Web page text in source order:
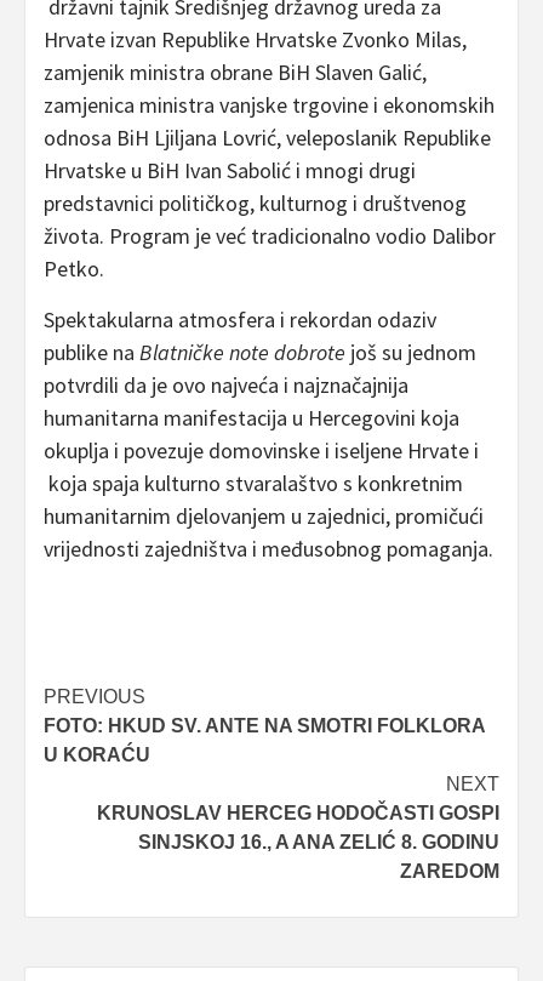
državni tajnik Središnjeg državnog ureda za
Hrvate izvan Republike Hrvatske Zvonko Milas,
zamjenik ministra obrane BiH Slaven Galić,
zamjenica ministra vanjske trgovine i ekonomskih
odnosa BiH Ljiljana Lovrić, veleposlanik Republike
Hrvatske u BiH Ivan Sabolić i mnogi drugi
predstavnici političkog, kulturnog i društvenog
života. Program je već tradicionalno vodio Dalibor
Petko.
Spektakularna atmosfera i rekordan odaziv
publike na Blatničke note dobrote još su jednom
potvrdili da je ovo najveća i najznačajnija
humanitarna manifestacija u Hercegovini koja
okuplja i povezuje domovinske i iseljene Hrvate i
koja spaja kulturno stvaralaštvo s konkretnim
humanitarnim djelovanjem u zajednici, promičući
vrijednosti zajedništva i međusobnog pomaganja.
Post
navigation
PREVIOUS
FOTO: HKUD SV. ANTE NA SMOTRI FOLKLORA
U KORAĆU
NEXT
KRUNOSLAV HERCEG HODOČASTI GOSPI
SINJSKOJ 16., A ANA ZELIĆ 8. GODINU
ZAREDOM